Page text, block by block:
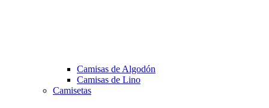
Camisas de Algodón
Camisas de Lino
Camisetas